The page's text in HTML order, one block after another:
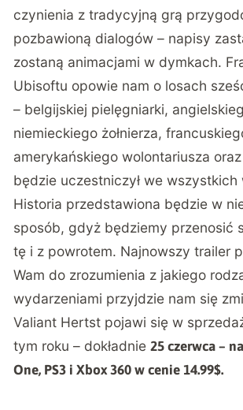
czynienia z tradycyjną grą
pozbawioną dialogów – napisy
zostaną animacjami w dymkach.
Ubisoftu opowie nam o losach
– belgijskiej pielęgniarki,
niemieckiego żołnierza,
amerykańskiego wolontariusza
będzie uczestniczył we
Historia przedstawiona będzie w
sposób, gdyż będziemy przenosić
tę i z powrotem. Najnowszy trailer
Wam do zrozumienia z jakiego
wydarzeniami przyjdzie nam się
Valiant Hertst pojawi się w
tym roku – dokładnie25 czerwca –
One, PS3 i Xbox 360 w cenie 14.99$.